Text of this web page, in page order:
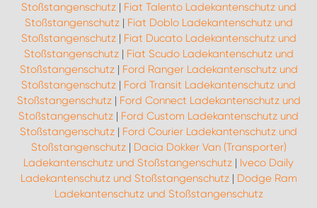
Stoßstangenschutz| Fiat Talento Ladekantenschutz und
Stoßstangenschutz| Fiat Doblo Ladekantenschutz und
Stoßstangenschutz| Fiat Ducato Ladekantenschutz und
Stoßstangenschutz| Fiat Scudo Ladekantenschutz und
Stoßstangenschutz| Ford Ranger Ladekantenschutz und
Stoßstangenschutz | Ford Transit Ladekantenschutz und
Stoßstangenschutz| Ford Connect Ladekantenschutz und
Stoßstangenschutz | Ford Custom Ladekantenschutz und
Stoßstangenschutz | Ford Courier Ladekantenschutz und
Stoßstangenschutz| Dacia Dokker Van (Transporter)
Ladekantenschutz und Stoßstangenschutz | Iveco Daily
Ladekantenschutz und Stoßstangenschutz| Dodge Ram
Ladekantenschutz und Stoßstangenschutz